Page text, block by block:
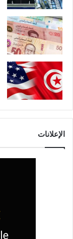
الإعلانات